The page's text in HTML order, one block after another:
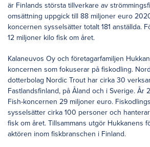
är Finlands största tillverkare av
omsättning uppgick till 88 miljoner euro
koncernen sysselsätter totalt 181 anställda.
12 miljoner kilo fisk om året.
Kalaneuvos Oy och företagarfamiljen
koncernen som fokuserar på fiskodling.
dotterbolag Nordic Trout har cirka 30
Fastlandsfinland, på Åland och i Sverige. År
Fish-koncernen 29 miljoner euro.
sysselsätter cirka 100 personer och
fisk om året. Tillsammans utgör Hukkanens
aktören inom fiskbranschen i Finland.